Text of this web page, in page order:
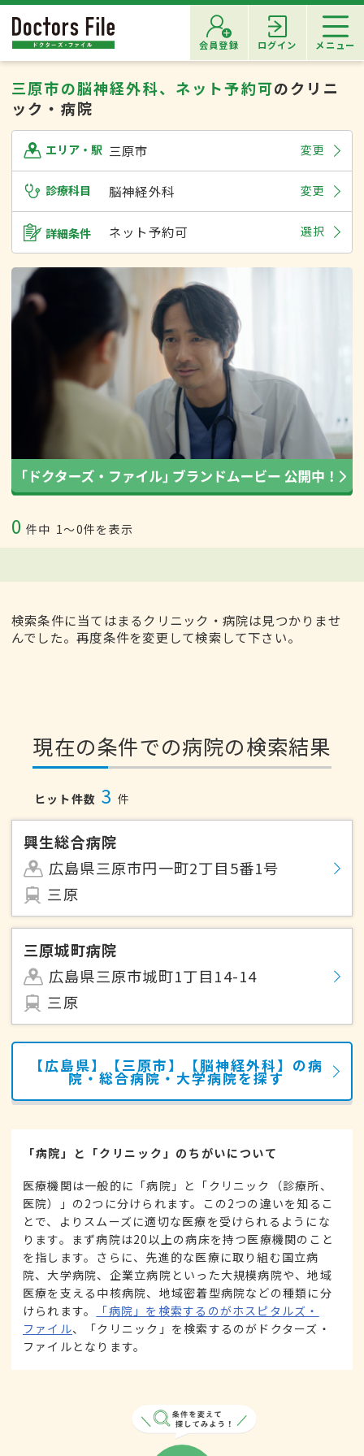
会員登録 ログイン メニュー
三原市の脳神経外科、ネット予約可のクリニ
ック・病院
エリア・駅 三原市 変更
診療科目 脳神経外科 変更
詳細条件 ネット予約可 選択
0 件中 1〜0件を表示
検索条件に当てはまるクリニック・病院は見つかりませ
んでした。再度条件を変更して検索して下さい。
現在の条件での病院の検索結果
ヒット件数 3 件
興生総合病院
広島県三原市円一町2丁目5番1号
三原
三原城町病院
広島県三原市城町1丁目14-14
三原
【広島県】【三原市】【脳神経外科】の病
院・総合病院・大学病院を探す
「病院」と「クリニック」のちがいについて
医療機関は一般的に「病院」と「クリニック（診療所、
医院）」の2つに分けられます。この2つの違いを知るこ
とで、よりスムーズに適切な医療を受けられるようにな
ります。まず病院は20以上の病床を持つ医療機関のこと
を指します。さらに、先進的な医療に取り組む国立病
院、大学病院、企業立病院といった大規模病院や、地域
医療を支える中核病院、地域密着型病院などの種類に分
けられます。
「病院」を検索するのがホスピタルズ・
ファイル、「クリニック」を検索するのがドクターズ・
ファイルとなります。